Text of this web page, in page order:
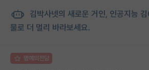
김박사넷의 새로운 거인, 인공지능
물로 더 멀리 바라보세요.
명예의전당